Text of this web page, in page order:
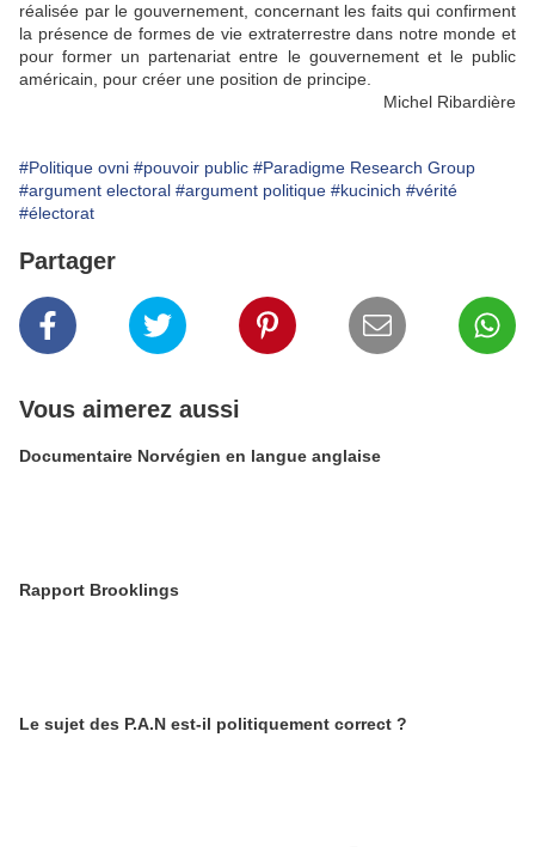
réalisée par le gouvernement, concernant les faits qui confirment
la présence de formes de vie extraterrestre dans notre monde et
pour former un partenariat entre le gouvernement et le public
américain, pour créer une position de principe.
Michel Ribardière
#Politique ovni #pouvoir public #Paradigme Research Group
#argument electoral #argument politique #kucinich #vérité
#électorat
Partager
Vous aimerez aussi
Documentaire Norvégien en langue anglaise
Rapport Brooklings
Le sujet des P.A.N est-il politiquement correct ?